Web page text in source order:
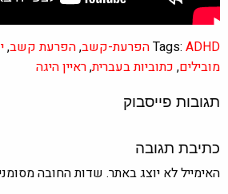
Tags: ADHD הפרעת-קשב ,הפרעת קשב,
מובילים, כתוביות בעברית,ראיין היגה
תגובות פייסבוק
כתיבת תגובה
האימייל לא יוצג באתר. שדות החובה